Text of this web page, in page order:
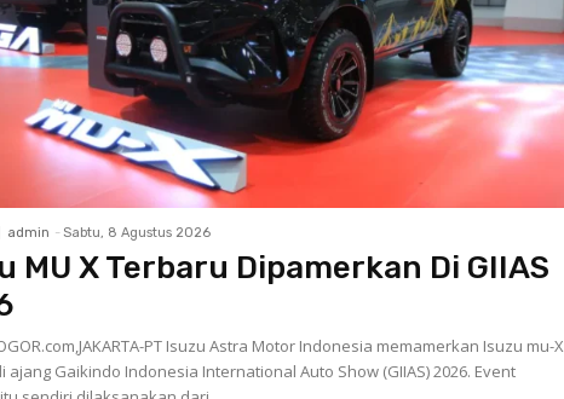
admin - Sabtu, 8 Agustus 2026
MU X Terbaru Dipamerkan Di GIIAS
PT Isuzu Astra Motor Indonesia memamerkan Isuzu mu-X
ajang Gaikindo Indonesia International Auto Show (GIIAS) 2026. Event